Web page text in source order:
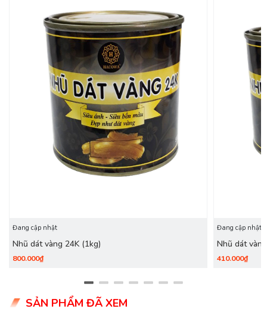
Đang cập nhật
Nhũ dát vàng 24K (1kg)
800.000₫
Đang cập nhật
Nhũ dát
410.000₫
SẢN PHẨM ĐÃ XEM